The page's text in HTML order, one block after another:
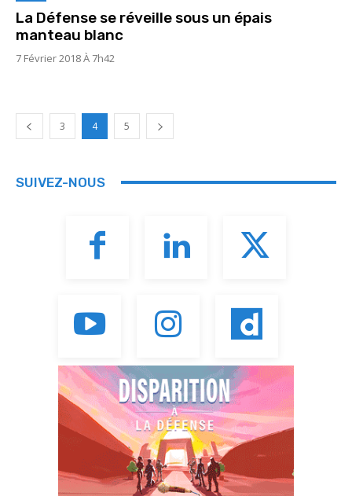
La Défense se réveille sous un épais
manteau blanc
7 Février 2018 À 7h42
3 4 5
SUIVEZ-NOUS